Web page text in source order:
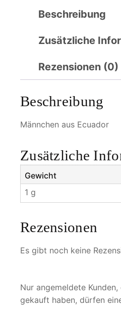
p
z
f
c
u
s
M
e
g
Beschreibung
Zusätzliche
Rezensionen (0)
Beschreibung
Männchen aus Ecuador
Zusätzliche
Gewicht
1 g
Rezensionen
Es gibt noch keine
Nur angemeldete
gekauft haben, dürfen